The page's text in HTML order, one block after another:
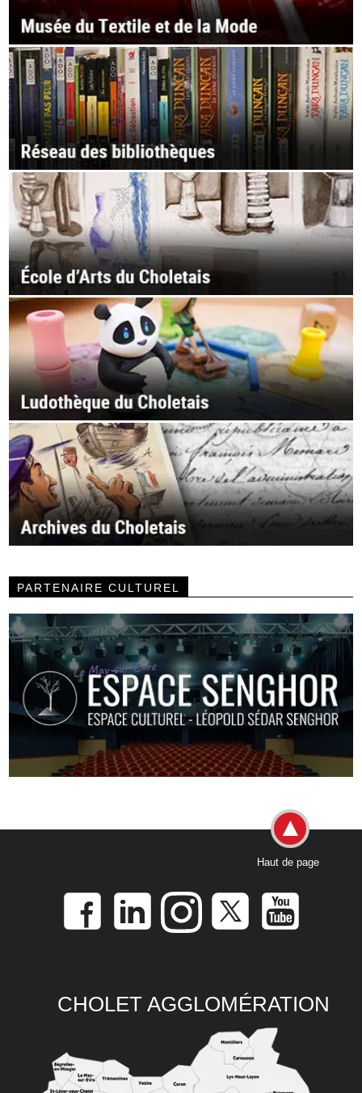
PARTENAIRE CULTUREL
Haut de page
CHOLET AGGLOMÉRATION